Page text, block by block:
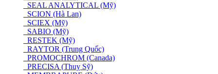
SEAL ANALYTICAL (Mỹ)
SCION (Hà Lan)
SCIEX (Mỹ)
SABIO (Mỹ)
RESTEK (Mỹ)
RAYTOR (Trung Quốc)
PROMOCHROM (Canada)
PRECISA (Thuỵ Sỹ)